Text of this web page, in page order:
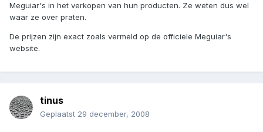
Meguiar's in het verkopen van hun producten. Ze weten dus wel
waar ze over praten.
De prijzen zijn exact zoals vermeld op de officiele Meguiar's
website.
tinus
Geplaatst 29 december, 2008